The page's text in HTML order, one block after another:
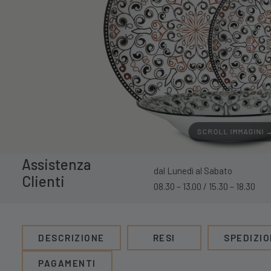
SCROLL IMMAGINI →
Assistenza
Clienti
dal Lunedì al Sabato
08.30 – 13.00 / 15.30 – 18.30
DESCRIZIONE RESI
PAGAMENTI